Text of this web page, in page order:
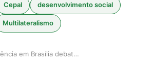
Cepal desenvolvimento social
Multilateralismo
Conferência em Brasília debate pacto global par…